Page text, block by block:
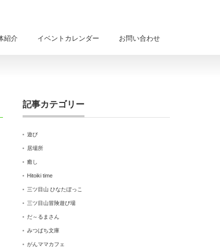
紹介 イベントカレンダー お問い合わせ
記事カテゴリー
遊び
居場所
癒し
Hitoiki time
三ツ目山 ひなたぼっこ
三ツ目山冒険遊び場
だ～るまさん
みつばち文庫
がんママカフェ